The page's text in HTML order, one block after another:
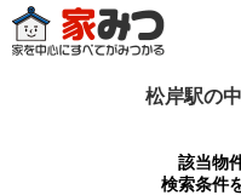
松岸駅の
該当物
検索条件